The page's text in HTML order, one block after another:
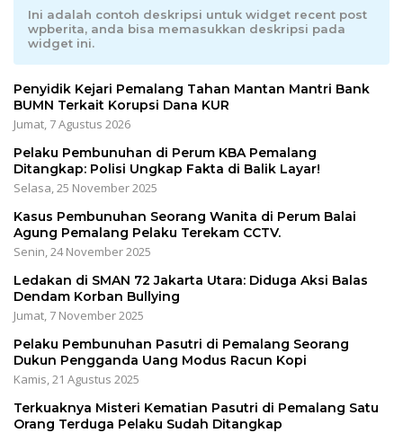
Ini adalah contoh deskripsi untuk widget recent post
wpberita, anda bisa memasukkan deskripsi pada
widget ini.
Penyidik Kejari Pemalang Tahan Mantan Mantri Bank
BUMN Terkait Korupsi Dana KUR
Jumat, 7 Agustus 2026
Pelaku Pembunuhan di Perum KBA Pemalang
Ditangkap: Polisi Ungkap Fakta di Balik Layar!
Selasa, 25 November 2025
Kasus Pembunuhan Seorang Wanita di Perum Balai
Agung Pemalang Pelaku Terekam CCTV.
Senin, 24 November 2025
Ledakan di SMAN 72 Jakarta Utara: Diduga Aksi Balas
Dendam Korban Bullying
Jumat, 7 November 2025
Pelaku Pembunuhan Pasutri di Pemalang Seorang
Dukun Pengganda Uang Modus Racun Kopi
Kamis, 21 Agustus 2025
Terkuaknya Misteri Kematian Pasutri di Pemalang Satu
Orang Terduga Pelaku Sudah Ditangkap